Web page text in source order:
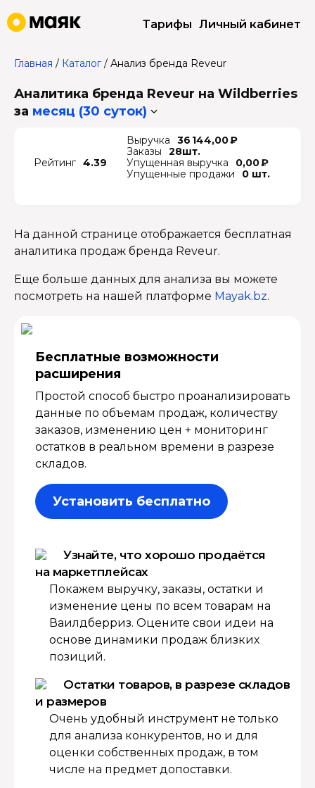
Тарифы Личный кабинет
Главная / Каталог/ Анализ бренда Reveur
Аналитика бренда Reveur на Wildberries
за месяц (30 суток)
Рейтинг 4.39
Выручка
36 144,00 ₽
Заказы
28шт.
Упущенная выручка
0,00 ₽
Упущенные продажи
0 шт.
На данной странице отображается бесплатная
аналитика продаж бренда Reveur.
Еще больше данных для анализа вы можете
посмотреть на нашей платформе Mayak.bz.
Бесплатные возмож­ности
расширения
Простой способ быстро проанализировать
данные по объемам продаж, количеству
заказов, изменению цен + мониторинг
остатков в реальном времени в разрезе
складов.
Установить бесплатно
Узнайте, что хорошо продаётся
на маркетплейсах
Покажем выручку, заказы, остатки и
изменение цены по всем товарам на
Ваилдберриз. Оцените свои идеи на
основе динамики продаж близких
позиций.
Остатки товаров, в разрезе складов
и размеров
Очень удобный инструмент не только
для анализа конкурентов, но и для
оценки собственных продаж, в том
числе на предмет допоставки.